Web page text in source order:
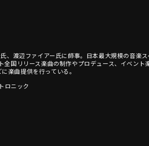
、渡辺ファイアー氏に師事。日本最大規模の音楽
全国リリース楽曲の制作やプロデュース、イベン
楽曲提供を行っている。
ロニック